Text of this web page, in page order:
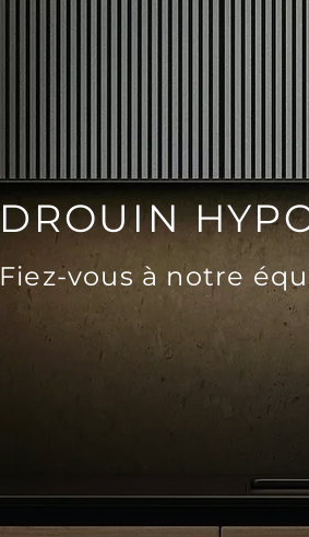
DROUIN
Fiez-vous à notre